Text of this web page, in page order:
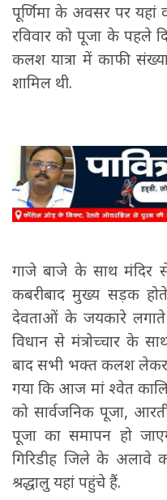
पूर्णिमा के अवसर पर यहां
रविवार को पूजा के पहले
कलश यात्रा में काफी
शामिल थी.
गाजे बाजे के साथ मंदिर से
कबरीबाद मुख्य सड़क
देवताओं के जयकारे लगाते
विधान से मंत्रोच्चार के
बाद सभी भक्त कलश लेकर
गया कि आज मां श्वेत
को सार्वजनिक पूजा,
पूजा का समापन हो
गिरिडीह जिले के अलावे
श्रद्धालु यहां पहुंचे हैं.